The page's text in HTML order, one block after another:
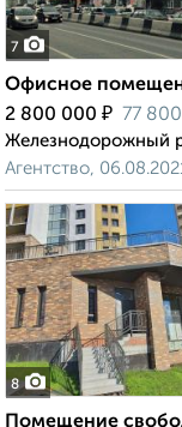
7
Офисное
2 800 000 ₽ 77 800
Железнодорожный
Агентство,
8
Помещение